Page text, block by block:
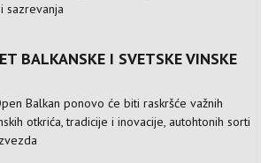
sazrevanja
BALKANSKE I SVETSKE VINSKE
Balkan ponovo će biti raskršće važnih
otkrića, tradicije i inovacije, autohtonih sorti